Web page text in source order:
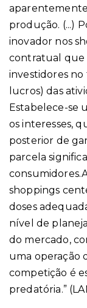
produção. (...)
inovador nos
contratual que
investidores
lucros) das
Estabelece-se
os interesses,
posterior de
parcela
shoppings
doses
nível de
do mercado,
uma operação
competição é
predatória.”